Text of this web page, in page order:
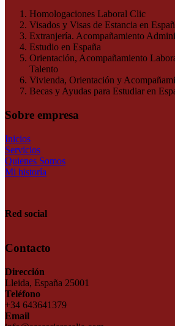
Homologaciones Laboral Clic
Visados y Visas de Estancia en
Extranjería. Acompañamiento
Estudio en España
Orientación, Acompañamiento
Talento
Vivienda, Orientación y
Becas y Ayudas para Estudiar en
Sobre empresa
Inicios
Servicios
Quienes Somos
Mi historía
Red social
Contacto
Dirección
Lleida, España 25001
Teléfono
+34 643641379
Email